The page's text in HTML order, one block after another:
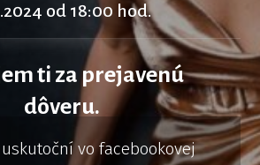
od 18:00 hod.
ti za prejavenú
dôveru.
vo facebookovej